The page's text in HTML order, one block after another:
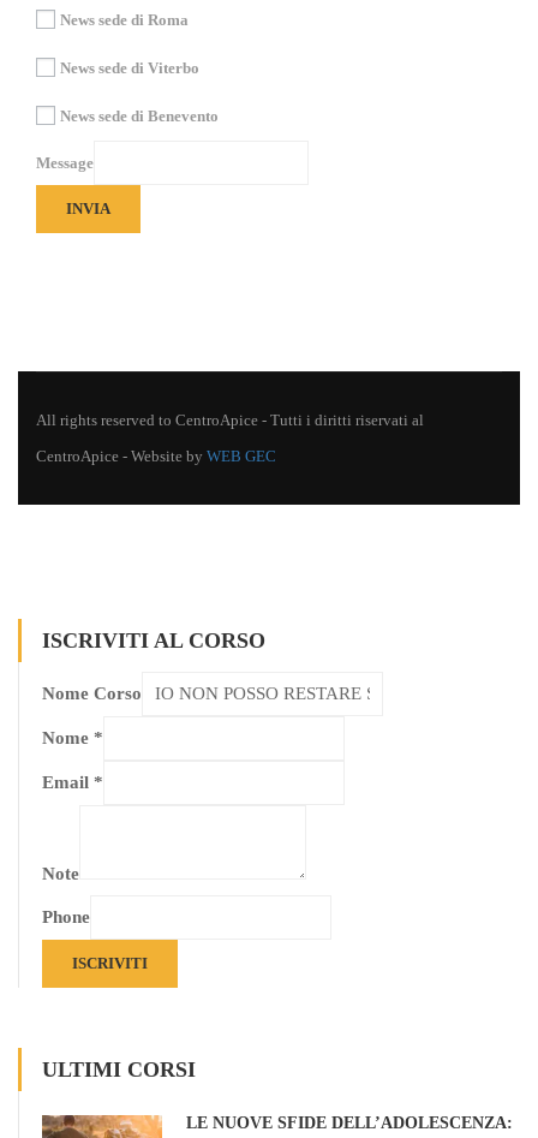
News sede di Roma
News sede di Viterbo
News sede di Benevento
Message
INVIA
All rights reserved to CentroApice - Tutti i diritti riservati al
CentroApice - Website by WEB GEC
ISCRIVITI AL CORSO
Nome Corso
Nome *
Email *
Note
Phone
ISCRIVITI
ULTIMI CORSI
LE NUOVE SFIDE DELL’ADOLESCENZA: